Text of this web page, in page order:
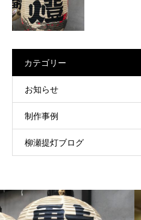
カテゴリー
お知らせ
制作事例
柳瀬提灯ブログ